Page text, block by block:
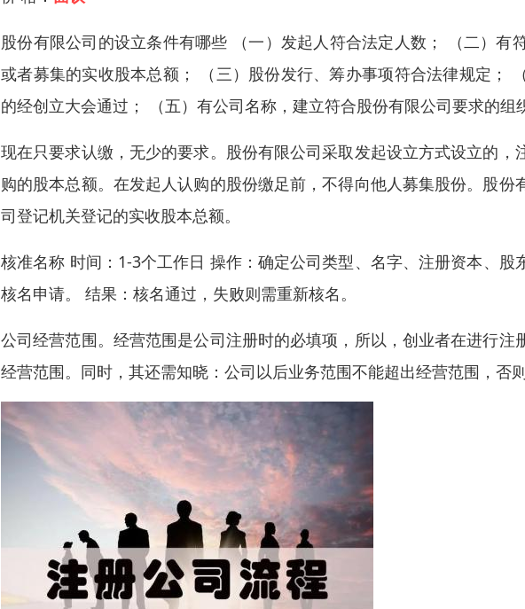
股份有限公司的设立条件有哪些 （一）发起人符合法定人数； （二）有
或者募集的实收股本总额； （三）股份发行、筹办事项符合法律规定；
的经创立大会通过； （五）有公司名称，建立符合股份有限公司要求的组
现在只要求认缴，无少的要求。股份有限公司采取发起设立方式设立的
购的股本总额。在发起人认购的股份缴足前，不得向他人募集股份。股
司登记机关登记的实收股本总额。
核准名称 时间：1-3个工作日 操作：确定公司类型、名字、注册资本、
核名申请。 结果：核名通过，失败则需重新核名。
公司经营范围。经营范围是公司注册时的必填项，所以，创业者在进行
经营范围。同时，其还需知晓：公司以后业务范围不能超出经营范围，否